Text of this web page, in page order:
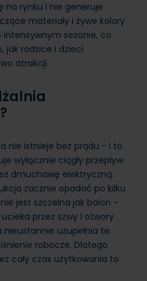
na rynku i nie generuje
materiały i żywe kolory
intensywnym sezonie, co
jak rodzice i dzieci
atrakcji.
nie istnieje bez prądu - i to
wyłącznie ciągły przepływ
dmuchawę elektryczną.
zacznie opadać po kilku
jest szczelna jak balon -
przez szwy i otwory
uzupełnia te
robocze. Dlatego
cały czas użytkowania to